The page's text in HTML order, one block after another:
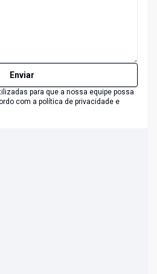
Enviar
para que a nossa equipe possa
com a política de privacidade e